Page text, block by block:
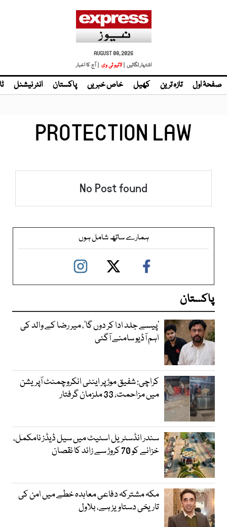
AUGUST 08, 2026
اشتہار لگائیں |
| آج کا اخبار
صفحۂ اول تازہ ترین کھیل خاص خبریں پاکستان انٹر نیشنل
PROTECTION LAW
No Post found
ہمارے ساتھ شامل ہوں
پاکستان
’پیسے جلد ادا کر دوں گا‘، میر رضا کے والد کی
اہم آڈیو سامنے آگئی
کراچی: شفیق موڑ پر اینٹی انکروچمنٹ آپریشن
میں مزاحمت، 33 ملزمان گرفتار
سندر انڈسٹریل اسٹیٹ میں سیل ڈیڈز نامکمل،
خزانے کو 70 کروڑ سے زائد کا نقصان
مکہ مشترکہ دفاعی معاہدہ خطے میں امن کی
تاریخی دستاویز ہے، بلاول